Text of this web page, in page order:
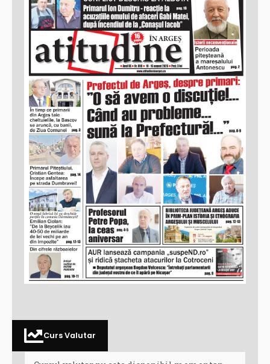
Curs Valutar